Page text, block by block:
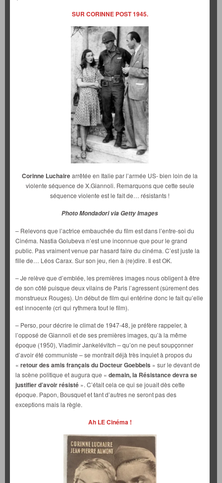
SUR CORINNE POST 1945.
Corinne Luchairearrêtée en Italie par l’armée US- bien loin de la
violente séquence de X.Giannoli. Remarquons que cette seule
séquence violente est le fait de… résistants !
Photo Mondadori via Getty Images
– Relevons que l’actrice embauchée du film est dans l’entre-soi du
Cinéma. Nastia Golubeva n’est une inconnue que pour le grand
public. Pas vraiment venue par hasard faire du cinéma. C’est juste la
fille de… Léos Carax. Sur son jeu, rien à (re)dire. Il est OK.
– Je relève que d’emblée, les premières images nous obligent à être
de son côté puisque deux vilains de Paris l’agressent (sûrement des
monstrueux Rouges). Un début de film qui entérine donc le fait qu’elle
est innocente (cri qui rythmera tout le film).
– Perso, pour décrire le climat de 1947-48, je préfère rappeler, à
l’opposé de Giannoli et de ses premières images, qu’à la même
époque (1950), Vladimir Jankelévitch – qu’on ne peut soupçonner
d’avoir été communiste – se montrait déjà très inquiet à propos du
« retour des amis français du Docteur Goebbels » sur le devant de
la scène politique et augura que « demain, la Résistance devra se
justifier d’avoir résisté ». C’était cela ce qui se jouait dès cette
époque. Papon, Bousquet et tant d’autres ne seront pas des
exceptions mais la règle.
Ah LE Cinéma !